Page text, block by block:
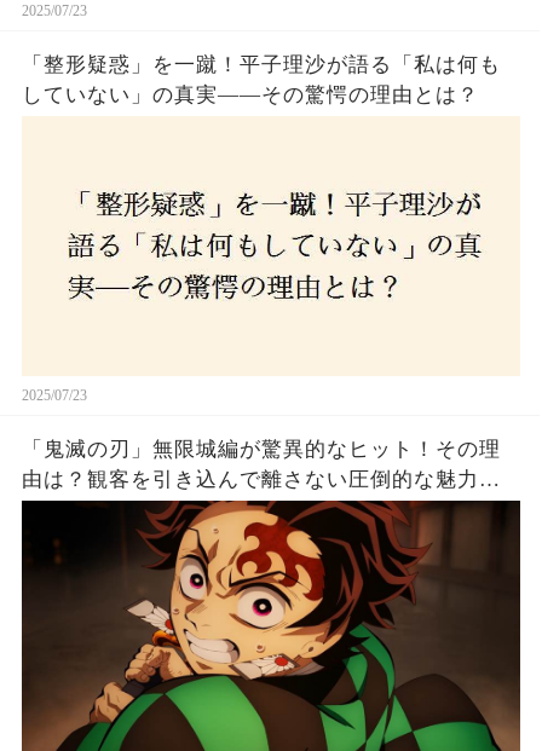
2025/07/23
「整形疑惑」を一蹴！平子理沙が語る「私は何も
していない」の真実——その驚愕の理由とは？
2025/07/23
「鬼滅の刃」無限城編が驚異的なヒット！その理
由は？観客を引き込んで離さない圧倒的な魅力と